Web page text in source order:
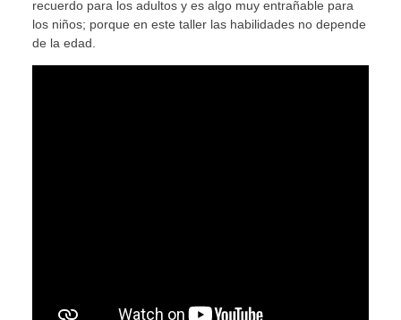
recuerdo para los adultos y es algo muy entrañable para
los niños; porque en este taller las habilidades no depende
de la edad.